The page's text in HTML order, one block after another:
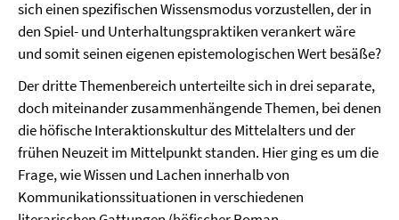
sich einen spezifischen Wissensmodus vorzustellen, der in
den Spiel- und Unterhaltungspraktiken verankert wäre
und somit seinen eigenen epistemologischen Wert besäße?
Der dritte Themenbereich unterteilte sich in drei separate,
doch miteinander zusammenhängende Themen, bei denen
die höfische Interaktionskultur des Mittelalters und der
frühen Neuzeit im Mittelpunkt standen. Hier ging es um die
Frage, wie Wissen und Lachen innerhalb von
Kommunikationssituationen in verschiedenen